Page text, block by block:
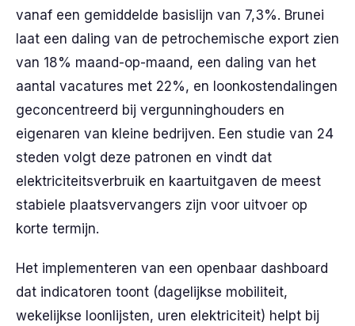
vanaf een gemiddelde basislijn van 7,3%. Brunei
laat een daling van de petrochemische export zien
van 18% maand-op-maand, een daling van het
aantal vacatures met 22%, en loonkostendalingen
geconcentreerd bij vergunninghouders en
eigenaren van kleine bedrijven. Een studie van 24
steden volgt deze patronen en vindt dat
elektriciteitsverbruik en kaartuitgaven de meest
stabiele plaatsvervangers zijn voor uitvoer op
korte termijn.
Het implementeren van een openbaar dashboard
dat indicatoren toont (dagelijkse mobiliteit,
wekelijkse loonlijsten, uren elektriciteit) helpt bij